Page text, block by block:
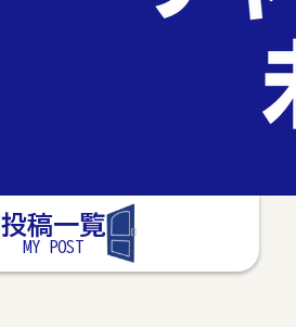
投稿一覧
MY POST